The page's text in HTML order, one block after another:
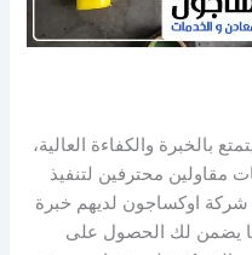
بالخبرة والكفاءة العالية،
محترفين لتنفيذ
شركة اوكساجون لديهم خبرة
يضمن لك الحصول على